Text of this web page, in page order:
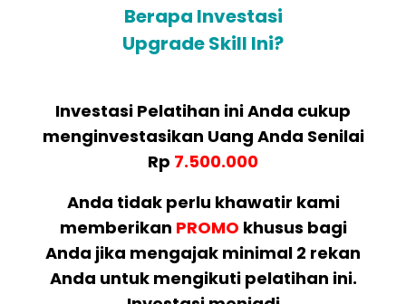
Berapa Investasi
Upgrade Skill Ini?
Investasi Pelatihan ini Anda cukup
menginvestasikan Uang Anda Senilai
Rp 7.500.000
Anda tidak perlu khawatir kami
memberikan PROMO khusus bagi
Anda jika mengajak minimal 2 rekan
Anda untuk mengikuti pelatihan ini.